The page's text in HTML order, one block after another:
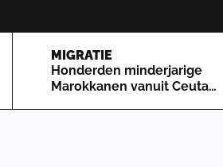
MIGRATIE
Honderden minderjarige
Marokkanen vanuit Ceuta